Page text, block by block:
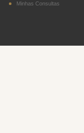
Minhas Consultas